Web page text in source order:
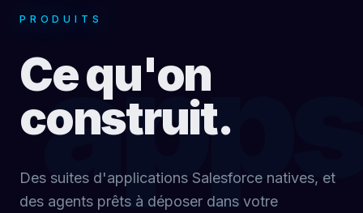
PRODUITS
Ce qu'on
construit.
Des suites d'applications Salesforce natives, et
des agents prêts à déposer dans votre